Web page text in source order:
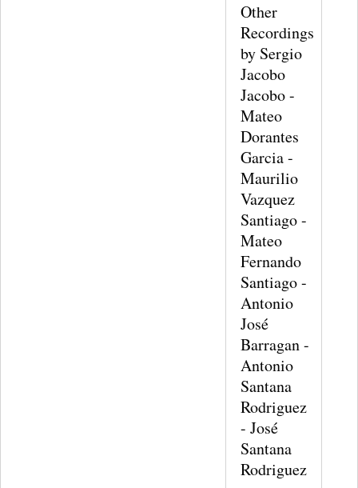
Other
Recordings
by Sergio
Jacobo
Jacobo -
Mateo
Dorantes
Garcia -
Maurilio
Vazquez
Santiago -
Mateo
Fernando
Santiago -
Antonio
José
Barragan -
Antonio
Santana
Rodriguez
- José
Santana
Rodriguez